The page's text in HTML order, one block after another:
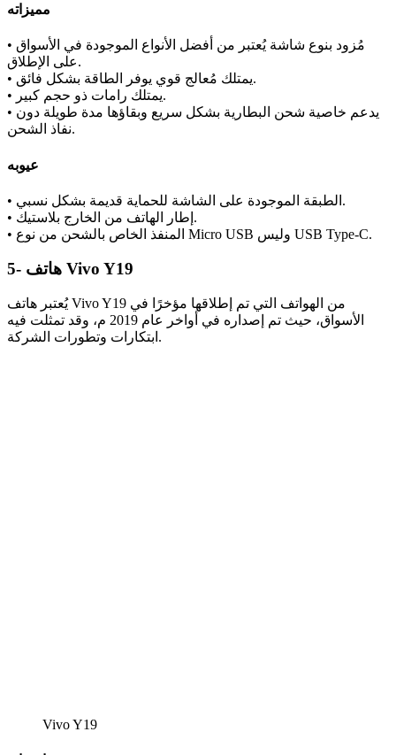
مميزاته
• مُزود بنوع شاشة يُعتبر من أفضل الأنواع الموجودة في الأسواق
على الإطلاق.
• يمتلك مُعالج قوي يوفر الطاقة بشكل فائق.
• يمتلك رامات ذو حجم كبير.
• يدعم خاصية شحن البطارية بشكل سريع وبقاؤها مدة طويلة دون
نفاذ الشحن.
عيوبه
• الطبقة الموجودة على الشاشة للحماية قديمة بشكل نسبي.
• إطار الهاتف من الخارج بلاستيك.
• المنفذ الخاص بالشحن من نوع Micro USB وليس USB Type-C.
5- هاتف Vivo Y19
يُعتبر هاتف Vivo Y19 من الهواتف التي تم إطلاقها مؤخرًا في
الأسواق، حيث تم إصداره في أواخر عام 2019 م، وقد تمثلت فيه
ابتكارات وتطورات الشركة.
Vivo Y19